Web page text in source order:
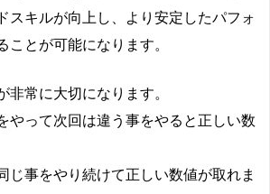
スキルが向上し、より安定したパフォ
ことが可能になります。
非常に大切になります。
やって次回は違う事をやると正しい数
じ事をやり続けて正しい数値が取れま